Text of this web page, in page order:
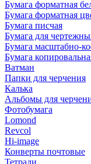
Бумага форматная
Бумага форматная
Бумага писчая
Бумага для
Бумага масштабно-
Бумага
Ватман
Папки для черчения
Калька
Альбомы для
Фотобумага
Lomond
Revcol
Hi-image
Конверты почтовые
Тетради